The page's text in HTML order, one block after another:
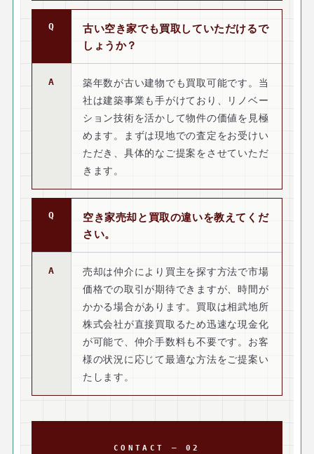
古い空き家でも買取していただけるで
しょうか？
築年数が古い建物でも買取可能です。当
社は建築事業も手がけており、リノベー
ション技術を活かして物件の価値を見極
めます。まずは現地での査定をお受けい
ただき、具体的なご提案をさせていただ
きます。
空き家売却と買取の違いを教えてくだ
さい。
売却は仲介により買主を探す方法で市場
価格での取引が期待できますが、時間が
かかる場合があります。買取は相武地所
株式会社が直接買取るため迅速な現金化
が可能で、仲介手数料も不要です。お客
様の状況に応じて最適な方法をご提案い
たします。
CONTACT — 02